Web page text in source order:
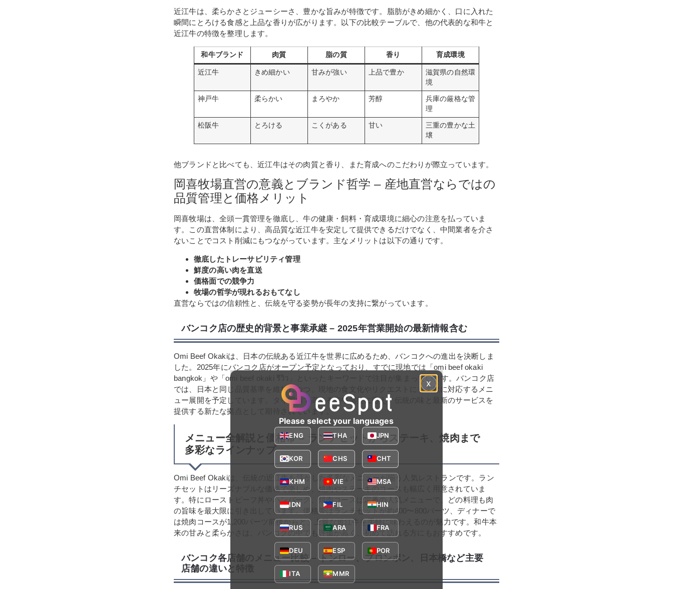
近江牛は、柔らかさとジューシーさ、豊かな旨みが特徴です。脂肪がきめ細かく、口に入れた
瞬間にとろける食感と上品な香りが広がります。以下の比較テーブルで、他の代表的な和牛と
近江牛の特徴を整理します。
和牛ブランド 肉質 脂の質 香り 育成環境
近江牛 きめ細かい 甘みが強い 上品で豊か
滋賀県の自然環
境
神戸牛 柔らかい まろやか 芳醇
兵庫の厳格な管
理
松阪牛 とろける こくがある 甘い
三重の豊かな土
壌
他ブランドと比べても、近江牛はその肉質と香り、また育成へのこだわりが際立っています。
岡喜牧場直営の意義とブランド哲学 – 産地直営ならではの
品質管理と価格メリット
岡喜牧場は、全頭一貫管理を徹底し、牛の健康・飼料・育成環境に細心の注意を払っていま
す。この直営体制により、高品質な近江牛を安定して提供できるだけでなく、中間業者を介さ
ないことでコスト削減にもつながっています。主なメリットは以下の通りです。
徹底したトレーサビリティ管理
鮮度の高い肉を直送
価格面での競争力
牧場の哲学が現れるおもてなし
直営ならではの信頼性と、伝統を守る姿勢が長年の支持に繋がっています。
バンコク店の歴史的背景と事業承継 – 2025年営業開始の最新情報含む
Omi Beef Okakiは、日本の伝統ある近江牛を世界に広めるため、バンコクへの進出を決断しま
した。2025年にバンコク店がオープン予定となっており、すでに現地では「omi beef okaki
bangkok」や「omi beef okaki รีวิว」といったキーワードで注目が集まっています。バンコク店
では、日本と同じ品質基準を維持しつつ、現地の食文化やリクエストにも柔軟に対応するメニ
ュー展開を予定しています。タイ国内で高まる和牛需要に応え、伝統の味と最新のサービスを
提供する新たな拠点として期待されています。
メニュー全解説と価格帯 – ランチセットからステーキ、焼肉まで
多彩なラインナップ
Omi Beef Okakiは、伝統の近江牛を活かした多彩なメニューが揃う人気レストランです。ラン
チセットはリーズナブルな価格で楽しめ、焼肉やステーキのコースも幅広く用意されていま
す。特にローストビーフ丼やハンバーグ、焼肉コースは定番の人気メニューで、どの料理も肉
の旨味を最大限に引き出しています。価格帯はランチセットが約400〜800バーツ、ディナーで
は焼肉コースが1,200バーツ前後からと、上質な近江牛を手軽に味わえるのが魅力です。和牛本
来の甘みと柔らかさは、バンコクの中でも評価が高く、初めて訪れる方にもおすすめです。
バンコク各店舗のメニュー比較 – トンロー、プロンポン、日本橋など主要
店舗の違いと特徴
x
Please select your languages
ENG THA JPN
KOR CHS CHT
KHM VIE MSA
IDN FIL HIN
RUS ARA FRA
DEU ESP POR
ITA MMR